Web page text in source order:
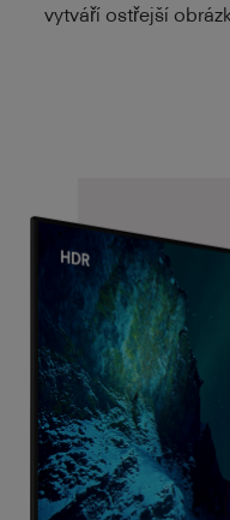
vytváří ostřejší